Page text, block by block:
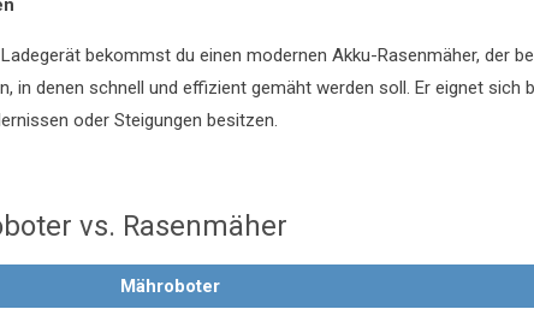
bekommst du einen modernen Akku-Rasenmäher, der
in denen schnell und effizient gemäht werden soll. Er eignet
oder Steigungen besitzen.
vs. Rasenmäher
Mähroboter